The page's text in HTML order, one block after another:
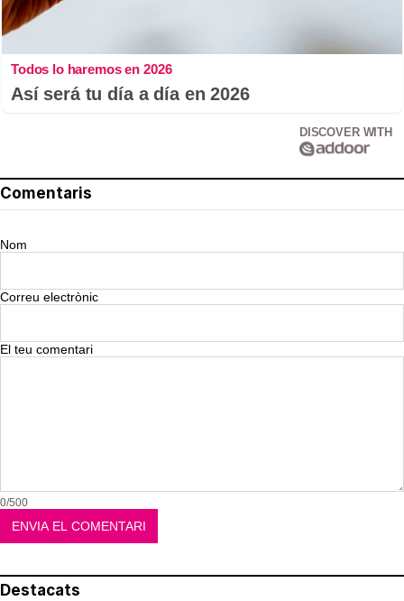
Todos lo haremos en 2026
Así será tu día a día en 2026
DISCOVER WITH
Comentaris
Nom
Correu electrònic
El teu comentari
0/500
Destacats